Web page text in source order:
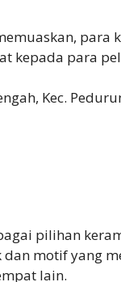
para
kepada para
Kec.
pilihan
motif yang
lain.